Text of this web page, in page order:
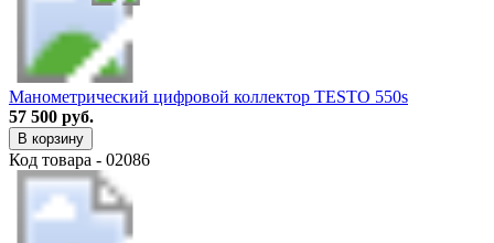
Манометрический цифровой коллектор TESTO 550s
57 500 руб.
В корзину
Код товара - 02086